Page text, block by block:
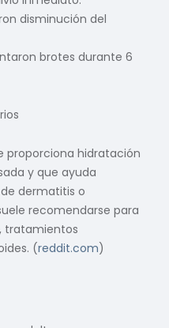
disminución del
brotes durante 6
proporciona hidratación
y que ayuda
dermatitis o
recomendarse para
tratamientos
(reddit.com)